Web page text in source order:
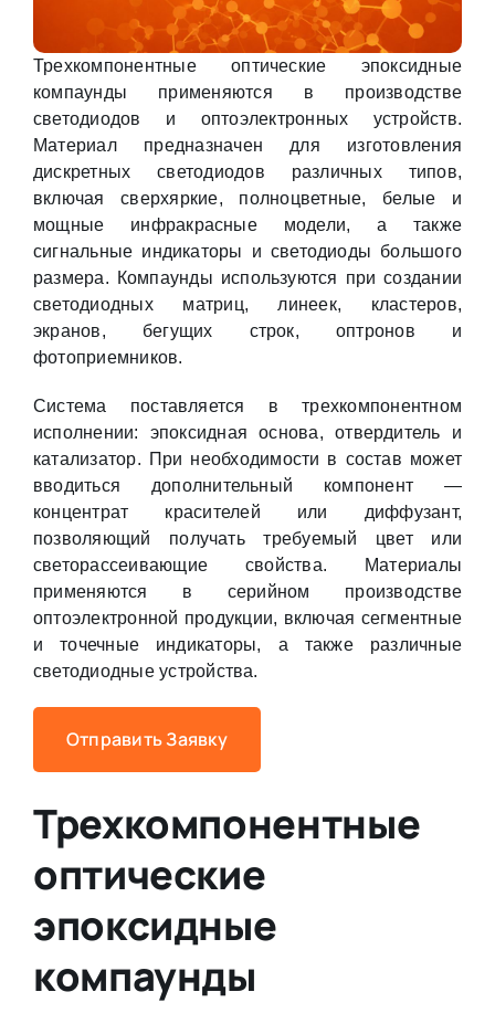
Трехкомпонентные оптические эпоксидные
компаунды применяются в производстве
светодиодов и оптоэлектронных устройств.
Материал предназначен для изготовления
дискретных светодиодов различных типов,
включая сверхяркие, полноцветные, белые и
мощные инфракрасные модели, а также
сигнальные индикаторы и светодиоды большого
размера. Компаунды используются при создании
светодиодных матриц, линеек, кластеров,
экранов, бегущих строк, оптронов и
фотоприемников.
Система поставляется в трехкомпонентном
исполнении: эпоксидная основа, отвердитель и
катализатор. При необходимости в состав может
вводиться дополнительный компонент —
концентрат красителей или диффузант,
позволяющий получать требуемый цвет или
светорассеивающие свойства. Материалы
применяются в серийном производстве
оптоэлектронной продукции, включая сегментные
и точечные индикаторы, а также различные
светодиодные устройства.
Отправить Заявку
Трехкомпонентные
оптические
эпоксидные
компаунды